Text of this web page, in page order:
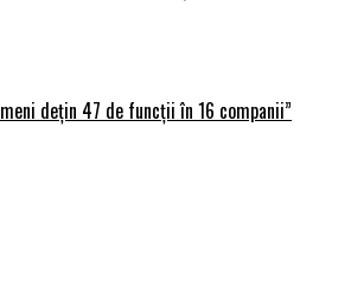
dețin 47 de funcții în 16 companii”